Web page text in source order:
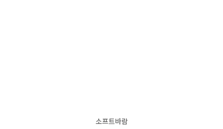
소프트바람